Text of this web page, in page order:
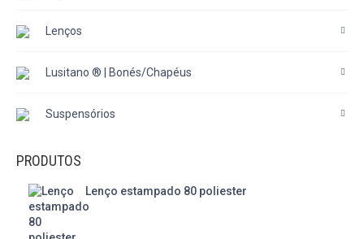
Lenços
Lusitano ® | Bonés/Chapéus
Suspensórios
PRODUTOS
Lenço estampado 80 poliester